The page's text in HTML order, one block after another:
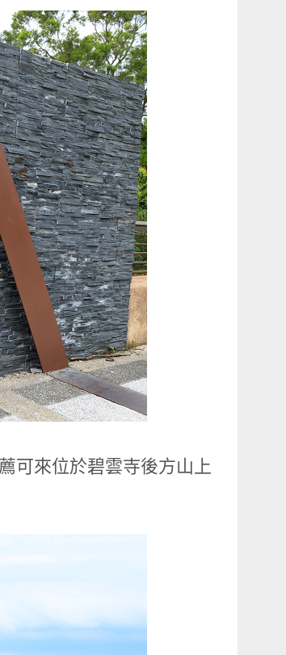
可來位於碧雲寺後方山上